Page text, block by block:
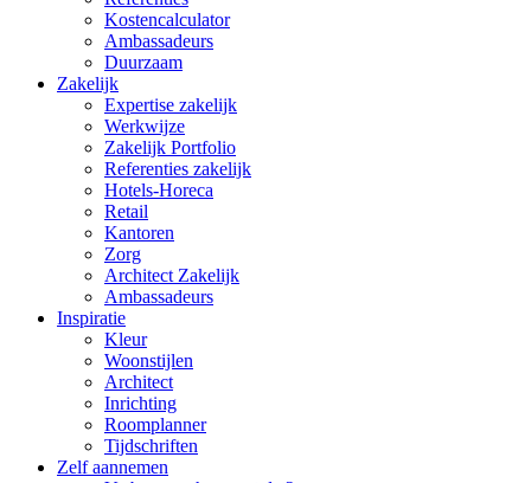
Kostencalculator
Ambassadeurs
Duurzaam
Zakelijk
Expertise zakelijk
Werkwijze
Zakelijk Portfolio
Referenties zakelijk
Hotels-Horeca
Retail
Kantoren
Zorg
Architect Zakelijk
Ambassadeurs
Inspiratie
Kleur
Woonstijlen
Architect
Inrichting
Roomplanner
Tijdschriften
Zelf aannemen